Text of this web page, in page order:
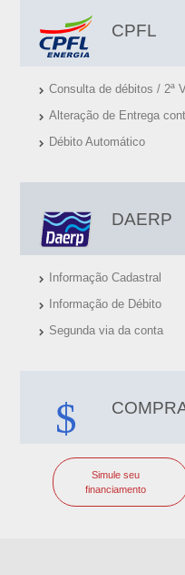
CPFL
Consulta de débitos / 2ª
Alteração de Entrega
Débito Automático
DAERP
Informação Cadastral
Informação de Débito
Segunda via da conta
Simule seu
financiamento